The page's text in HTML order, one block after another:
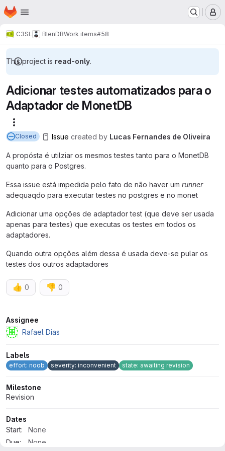
Skip to main content
Homepage
C3SL BlenDBWork items#58
This project is read-only.
Adicionar testes automatizados para o
Adaptador de MonetDB
Closed Issue created by Lucas Fernandes de Oliveira
A propósta é utilziar os mesmos testes tanto para o MonetDB
quanto para o Postgres.
Essa issue está impedida pelo fato de não haver um runner
adequaqdo para executar testes no postgres e no monet
Adicionar uma opções de adaptador test (que deve ser usada
apenas para testes) que executas os testes em todos os
adaptadores.
Quando outra opções além dessa é usada deve-se pular os
testes dos outros adaptadores
👍 0 👎 0
Attributes
Assignee
Rafael Dias
Labels
effort: noob severity: inconvenient state: awaiting revision
Milestone
Revision
Dates
Start:
None
Due:
None